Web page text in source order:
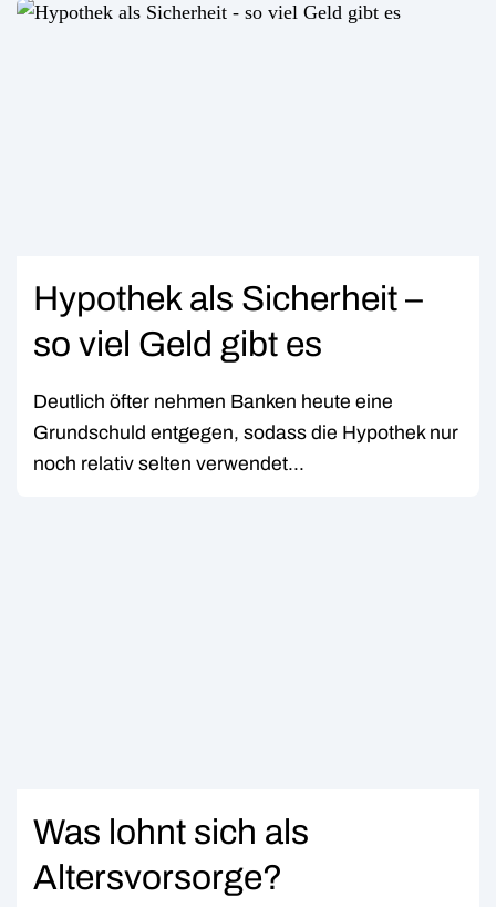
Hypothek als Sicherheit –
so viel Geld gibt es
Deutlich öfter nehmen Banken heute eine
Grundschuld entgegen, sodass die Hypothek nur
noch relativ selten verwendet...
Was lohnt sich als
Altersvorsorge?